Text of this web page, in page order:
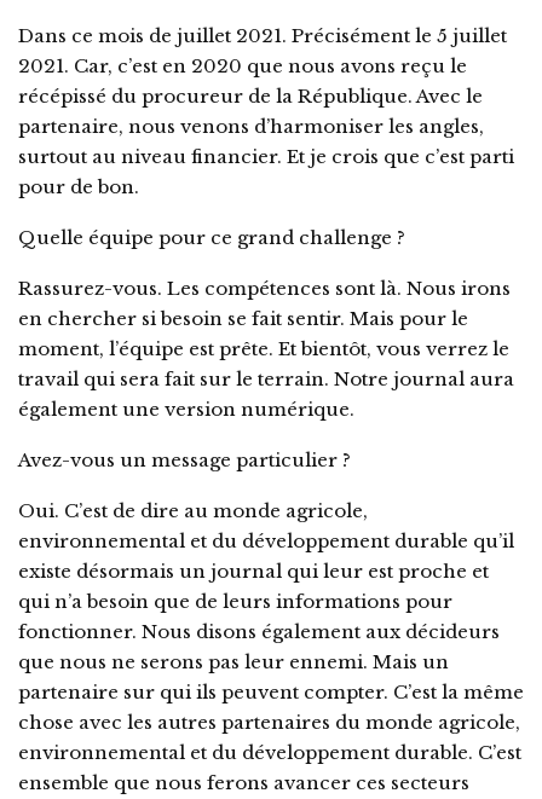
Dans ce mois de juillet 2021. Précisément le 5 juillet
2021. Car, c’est en 2020 que nous avons reçu le
récépissé du procureur de la République. Avec le
partenaire, nous venons d’harmoniser les angles,
surtout au niveau financier. Et je crois que c’est parti
pour de bon.
Quelle équipe pour ce grand challenge ?
Rassurez-vous. Les compétences sont là. Nous irons
en chercher si besoin se fait sentir. Mais pour le
moment, l’équipe est prête. Et bientôt, vous verrez le
travail qui sera fait sur le terrain. Notre journal aura
également une version numérique.
Avez-vous un message particulier ?
Oui. C’est de dire au monde agricole,
environnemental et du développement durable qu’il
existe désormais un journal qui leur est proche et
qui n’a besoin que de leurs informations pour
fonctionner. Nous disons également aux décideurs
que nous ne serons pas leur ennemi. Mais un
partenaire sur qui ils peuvent compter. C’est la même
chose avec les autres partenaires du monde agricole,
environnemental et du développement durable. C’est
ensemble que nous ferons avancer ces secteurs